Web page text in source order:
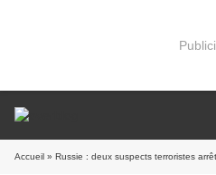
Accueil » Russie : deux suspects terroristes